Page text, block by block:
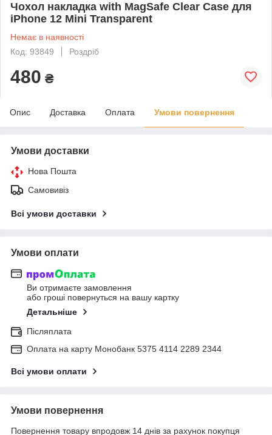
Чохол накладка with MagSafe Clear Case для
iPhone 12 Mini Transparent
Немає в наявності
Код: 93849
Роздріб
480 ₴
Опис Доставка Оплата Умови повернення
Умови доставки
Нова Пошта
Самовивіз
Всі умови доставки
Умови оплати
Ви отримаєте замовлення
або гроші повернуться на вашу картку
Детальніше
Післяплата
Оплата на карту Монобанк 5375 4114 2289 2344
Всі умови оплати
Умови повернення
Повернення товару впродовж 14 днів за рахунок покупця